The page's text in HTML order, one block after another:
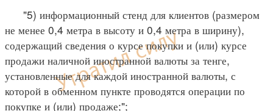
"5) информационный стенд для клиентов (размером
не менее 0,4 метра в высоту и 0,4 метра в ширину),
содержащий сведения о курсе покупки и (или) курсе
продажи наличной иностранной валюты за тенге,
установленные для каждой иностранной валюты, с
которой в обменном пункте проводятся операции по
покупке и (или) продаже;";